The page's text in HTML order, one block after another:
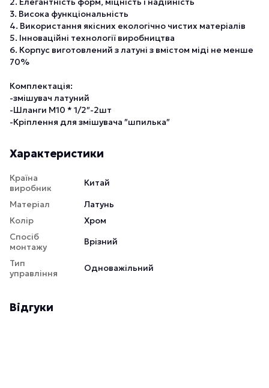
3. Висока функціональність
4. Використання якісних екологічно чистих матеріалів
5. Інноваційні технології виробництва
6. Корпус виготовлений з латуні з вмістом міді не менше
70%
Комплектація:
-змішувач латуний
-Шланги М10 * 1/2″-2шт
-Кріплення для змішувача ″шпилька″
Характеристики
Країна
виробник
Китай
Матеріал
Латунь
Колір
Хром
Спосіб
монтажу
Врізний
Тип
управління
Одноважільний
Відгуки